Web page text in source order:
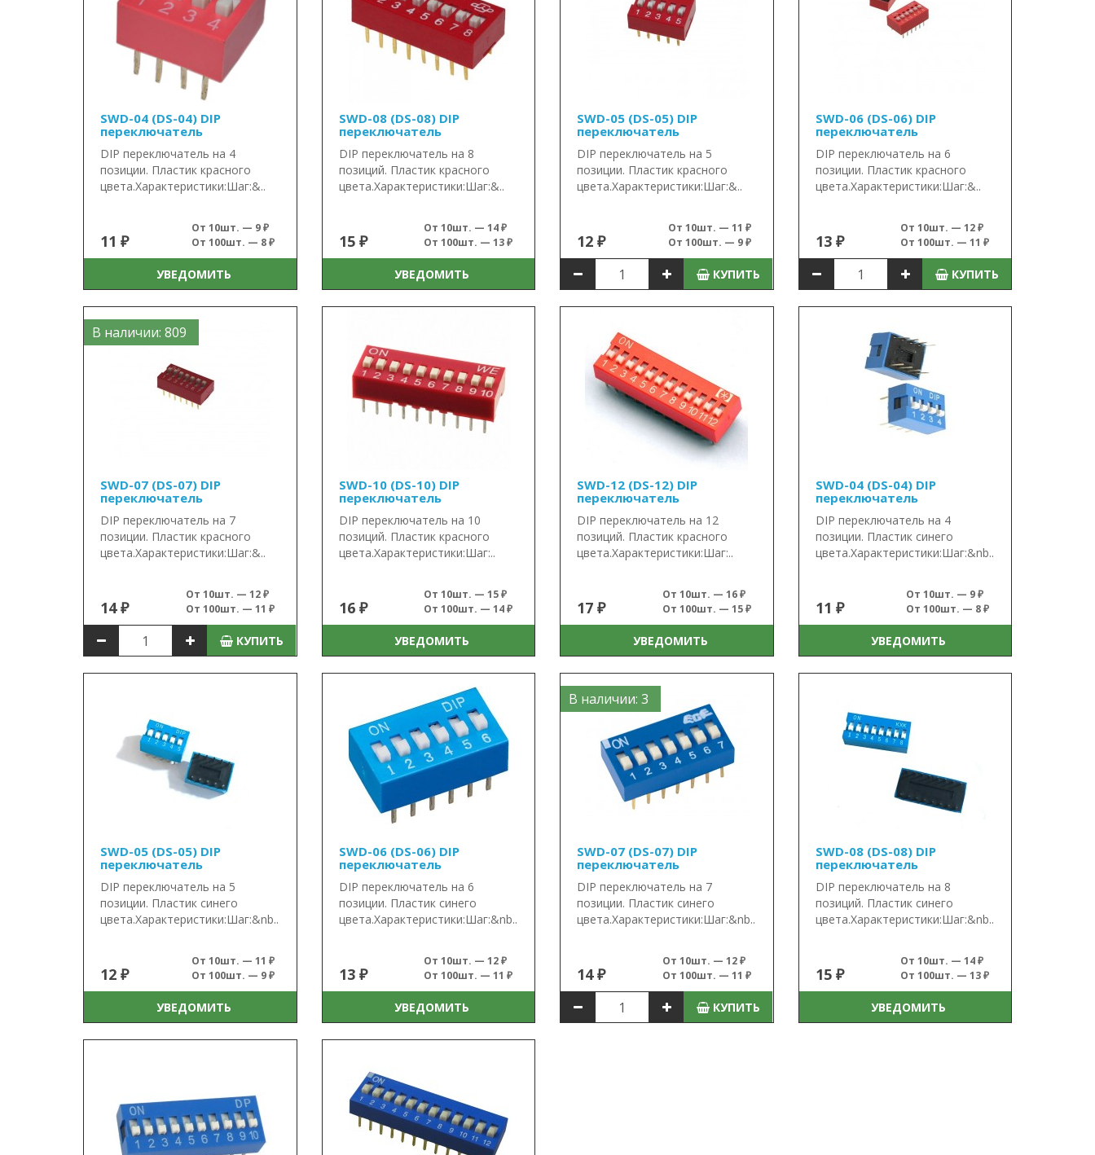
SWD-04 (DS-04) DIP
переключатель
DIP переключатель на 4
позиции. Пластик красного
цвета.Характеристики:Шаг:&..
11 ₽
От 10шт. — 9 ₽
От 100шт. — 8 ₽
УВЕДОМИТЬ
SWD-08 (DS-08) DIP
переключатель
DIP переключатель на 8
позиций. Пластик красного
цвета.Характеристики:Шаг:&..
15 ₽
От 10шт. — 14 ₽
От 100шт. — 13 ₽
УВЕДОМИТЬ
SWD-05 (DS-05) DIP
переключатель
DIP переключатель на 5
позиции. Пластик красного
цвета.Характеристики:Шаг:&..
12 ₽
От 10шт. — 11 ₽
От 100шт. — 9 ₽
КУПИТЬ
SWD-06 (DS-06) DIP
переключатель
DIP переключатель на 6
позиции. Пластик красного
цвета.Характеристики:Шаг:&..
13 ₽
От 10шт. — 12 ₽
От 100шт. — 11 ₽
КУПИТЬ
В наличии: 809
SWD-07 (DS-07) DIP
переключатель
DIP переключатель на 7
позиции. Пластик красного
цвета.Характеристики:Шаг:&..
14 ₽
От 10шт. — 12 ₽
От 100шт. — 11 ₽
КУПИТЬ
SWD-10 (DS-10) DIP
переключатель
DIP переключатель на 10
позиций. Пластик красного
цвета.Характеристики:Шаг:..
16 ₽
От 10шт. — 15 ₽
От 100шт. — 14 ₽
УВЕДОМИТЬ
SWD-12 (DS-12) DIP
переключатель
DIP переключатель на 12
позиций. Пластик красного
цвета.Характеристики:Шаг:..
17 ₽
От 10шт. — 16 ₽
От 100шт. — 15 ₽
УВЕДОМИТЬ
SWD-04 (DS-04) DIP
переключатель
DIP переключатель на 4
позиции. Пластик синего
цвета.Характеристики:Шаг:&nb..
11 ₽
От 10шт. — 9 ₽
От 100шт. — 8 ₽
УВЕДОМИТЬ
SWD-05 (DS-05) DIP
переключатель
DIP переключатель на 5
позиции. Пластик синего
цвета.Характеристики:Шаг:&nb..
12 ₽
От 10шт. — 11 ₽
От 100шт. — 9 ₽
УВЕДОМИТЬ
SWD-06 (DS-06) DIP
переключатель
DIP переключатель на 6
позиции. Пластик синего
цвета.Характеристики:Шаг:&nb..
13 ₽
От 10шт. — 12 ₽
От 100шт. — 11 ₽
УВЕДОМИТЬ
В наличии: 3
SWD-07 (DS-07) DIP
переключатель
DIP переключатель на 7
позиции. Пластик синего
цвета.Характеристики:Шаг:&nb..
14 ₽
От 10шт. — 12 ₽
От 100шт. — 11 ₽
КУПИТЬ
SWD-08 (DS-08) DIP
переключатель
DIP переключатель на 8
позиций. Пластик синего
цвета.Характеристики:Шаг:&nb..
15 ₽
От 10шт. — 14 ₽
От 100шт. — 13 ₽
УВЕДОМИТЬ